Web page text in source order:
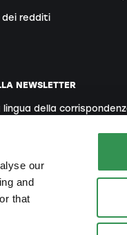
our
and
that
dei redditi
NEWSLETTER
lingua della
Informativa